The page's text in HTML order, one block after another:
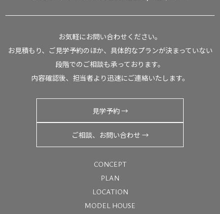
お気軽にお問い合わせください。
お見積もり、ご見学予約のほか、具体的なプランが決まっていない
段階でのご相談も承っております。
内容確認後、担当者より迅速にご連絡いたします。
見学予約 →
ご相談、お問い合わせ →
CONCEPT
PLAN
LOCATION
MODEL HOUSE